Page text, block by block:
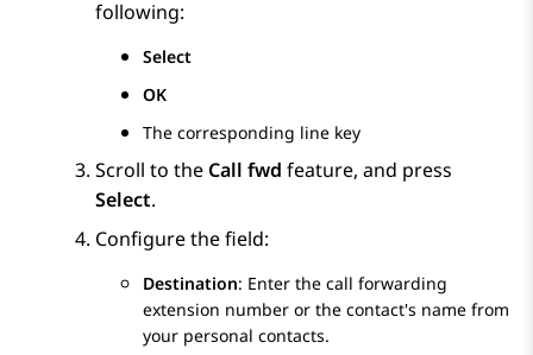
following:
Select
OK
The corresponding line key
Scroll to the Call fwd feature, and press
Select.
Configure the field:
Destination: Enter the call forwarding
extension number or the contact's name from
your personal contacts.